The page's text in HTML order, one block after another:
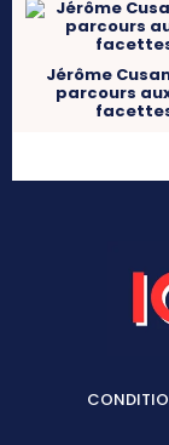
Jérôme
parcours